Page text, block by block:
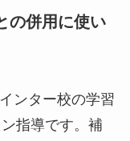
の併用に使い
ンター校の学習
指導です。補